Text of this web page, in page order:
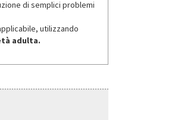
di semplici problemi
utilizzando
adulta.